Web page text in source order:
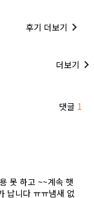
후기 더보기
더보기
댓글 1
못 하고 ~~계속 햇
납니다 ㅠㅠ냄새 없